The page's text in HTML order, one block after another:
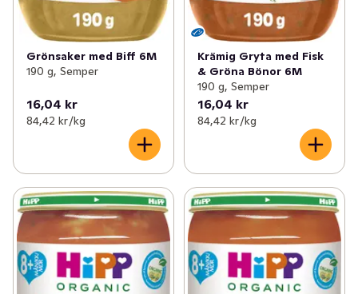
Grönsaker med Biff 6M
190 g, Semper
16,04 kr
84,42 kr /kg
Krämig Gryta med Fisk
& Gröna Bönor 6M
190 g, Semper
16,04 kr
84,42 kr /kg